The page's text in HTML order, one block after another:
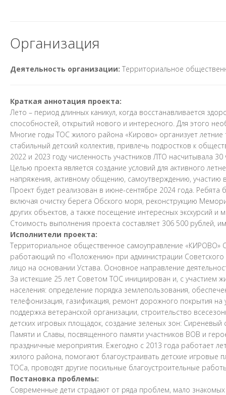
Организация
Деятельность организации: Территориальное
Краткая аннотация проекта:
Лето – период длинных каникул, когда восстанавливается
способностей, открытий нового и интересного. Для этого
Многие годы ТОС жилого района «Кирово» организует
стабильный детский коллектив, привлечь подростков к
2022 и 2023 году численность участников ЛТО насчитывала
Целью проекта является создание условий для активного
напряжения, активному общению, самоутверждению,
Проект будет реализован в июне-сентябре 2024 года. Ребята
включая очистку берега Обского моря, реконструкцию
других объектов, а также посещение интересных экскурсий и
Стоимость выполнения проекта составляет 306 500 рублей,
Исполнители проекта:
Территориальное общественное самоуправление «КИРОВО»
работающий по «Положению» при администрации Советского
лицо на основании Устава. Основное направление
За истекшие 25 лет Советом ТОС инициирован и, с участием
населения: определение порядка землепользования,
телефонизация, газификация, ремонт дорожного покрытия
поддержка ветеранской организации, строительство
детских игровых площадок, создание зеленых зон:
Памяти и Славы, посвященного памяти участников ВОВ и
праздничные мероприятия. Ежегодно с 2013 года работает
жилого района, помогают благоустраивать детские
ТОСа, проводят другие посильные благоустроительные
Постановка проблемы:
Современные дети страдают от ряда проблем, мало